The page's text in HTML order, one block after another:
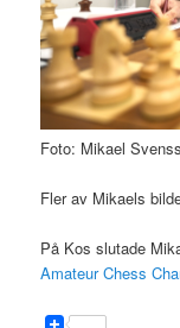
Foto: Mikael
Fler av Mikaels
På Kos slutade
Amateur Chess